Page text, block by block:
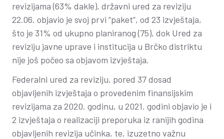
revizijama (63% dakle), državni ured za reviziju
22.06. objavio je svoj prvi “paket”, od 23 izvještaja,
što je 31% od ukupno planiranog (75), dok Ured za
reviziju javne uprave i institucija u Brčko distriktu
nije još počeo sa objavom izvještaja.
Federalni ured za reviziju, pored 37 dosad
objavljenih izvještaja o provedenim finansijskim
revizijama za 2020. godinu, u 2021. godini objavio je i
2 izvještaja o realizaciji preporuka iz ranijih godina
objavljenih revizija učinka, te, izuzetno važnu